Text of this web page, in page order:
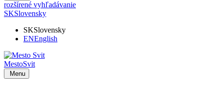
rozšírené vyhľadávanie
SKSlovensky
SKSlovensky
ENEnglish
MestoSvit
Menu